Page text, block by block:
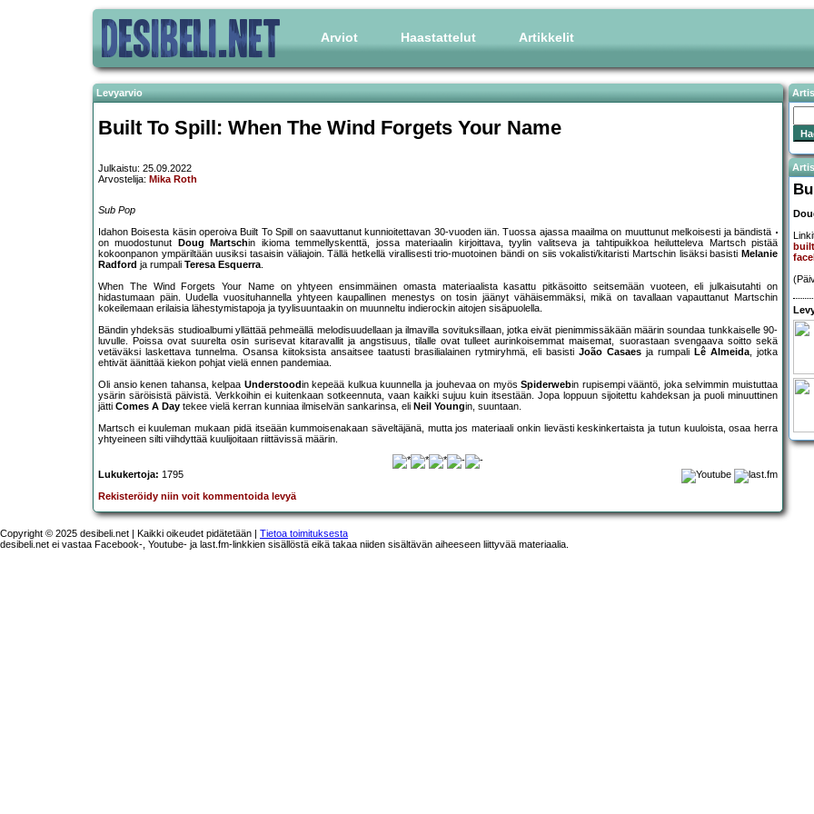
Arviot Haastattelut Artikkelit
Levyarvio
Built To Spill: When The Wind Forgets Your Name
Julkaistu: 25.09.2022
Arvostelija: Mika Roth
Sub Pop
Idahon Boisesta käsin operoiva Built To Spill on saavuttanut kunnioitettavan 30-vuoden iän. Tuossa ajassa maailma on muuttunut melkoisesti ja bändistä
on muodostunut
Doug Martschin ikioma temmellyskenttä, jossa materiaalin kirjoittava, tyylin valitseva ja tahtipuikkoa heilutteleva Martsch pistää
kokoonpanon ympäriltään uusiksi tasaisin väliajoin. Tällä hetkellä virallisesti trio-muotoinen bändi on siis vokalisti/kitaristi Martschin lisäksi basisti Melanie
Radford ja rumpali Teresa Esquerra.
When The Wind Forgets Your Name on yhtyeen ensimmäinen omasta materiaalista kasattu pitkäsoitto seitsemään vuoteen, eli julkaisutahti on
hidastumaan päin. Uudella vuosituhannella yhtyeen kaupallinen menestys on tosin jäänyt vähäisemmäksi, mikä on tavallaan vapauttanut Martschin
kokeilemaan erilaisia lähestymistapoja ja tyylisuuntaakin on muunneltu indierockin aitojen sisäpuolella.
Bändin yhdeksäs studioalbumi yllättää pehmeällä melodisuudellaan ja ilmavilla sovituksillaan, jotka eivät pienimmissäkään määrin soundaa tunkkaiselle 90-
luvulle. Poissa ovat suurelta osin surisevat kitaravallit ja angstisuus, tilalle ovat tulleet aurinkoisemmat maisemat, suorastaan svengaava soitto sekä
vetäväksi laskettava tunnelma. Osansa kiitoksista ansaitsee taatusti brasilialainen rytmiryhmä, eli basisti João Casaesja rumpali Lê Almeida, jotka
ehtivät äänittää kiekon pohjat vielä ennen pandemiaa.
Oli ansio kenen tahansa, kelpaa Understoodin kepeää kulkua kuunnella ja jouhevaa on myösSpiderwebin rupisempi vääntö, joka selvimmin muistuttaa
ysärin säröisistä päivistä. Verkkoihin ei kuitenkaan sotkeennuta, vaan kaikki sujuu kuin itsestään. Jopa loppuun sijoitettu kahdeksan ja puoli minuuttinen
jätti Comes A Day tekee vielä kerran kunniaa ilmiselvän sankarinsa, eli Neil Youngin, suuntaan.
Martsch ei kuuleman mukaan pidä itseään kummoisenakaan säveltäjänä, mutta jos materiaali onkin lievästi keskinkertaista ja tutun kuuloista, osaa herra
yhtyeineen silti viihdyttää kuulijoitaan riittävissä määrin.
Lukukertoja: 1795
Rekisteröidy niin voit kommentoida levyä
Copyright © 2025 desibeli.net | Kaikki oikeudet pidätetään | Tietoa toimituksesta
desibeli.net ei vastaa Facebook-, Youtube- ja last.fm-linkkien sisällöstä eikä takaa niiden sisältävän aiheeseen liittyvää materiaalia.